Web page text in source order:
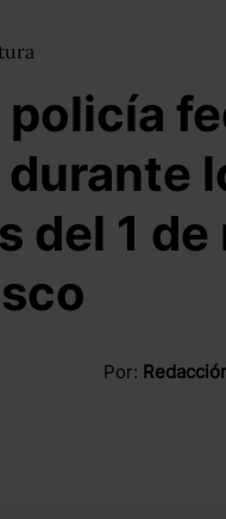
policía
del 1 de
Por: